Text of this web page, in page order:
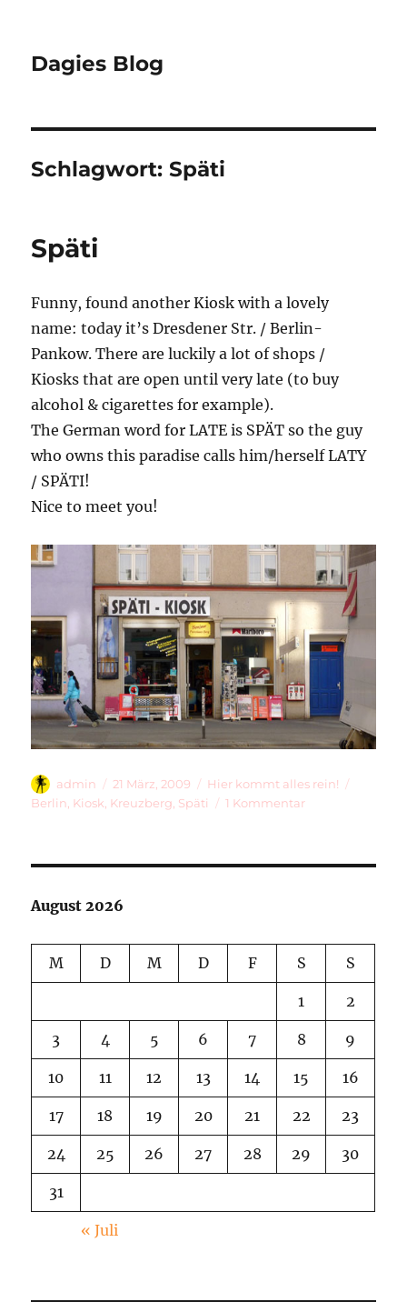
Dagies Blog
Schlagwort:Späti
Späti
Funny, found another Kiosk with a lovely
name: today it’s Dresdener Str. / Berlin-
Pankow. There are luckily a lot of shops /
Kiosks that are open until very late (to buy
alcohol & cigarettes for example).
The German word for LATE is SPÄT so the guy
who owns this paradise calls him/herself LATY
/ SPÄTI!
Nice to meet you!
Autor
admin
Veröffentlicht
am
21 März, 2009 Kategorien
Hier kommt alles rein!
Berlin, Kiosk, Kreuzberg, Späti 1 Kommentarzu
August 2026
M D M D F S S
1 2
3 4 5 6 7 8 9
10 11 12 13 14 15 16
17 18 19 20 21 22 23
24 25 26 27 28 29 30
31
« Juli